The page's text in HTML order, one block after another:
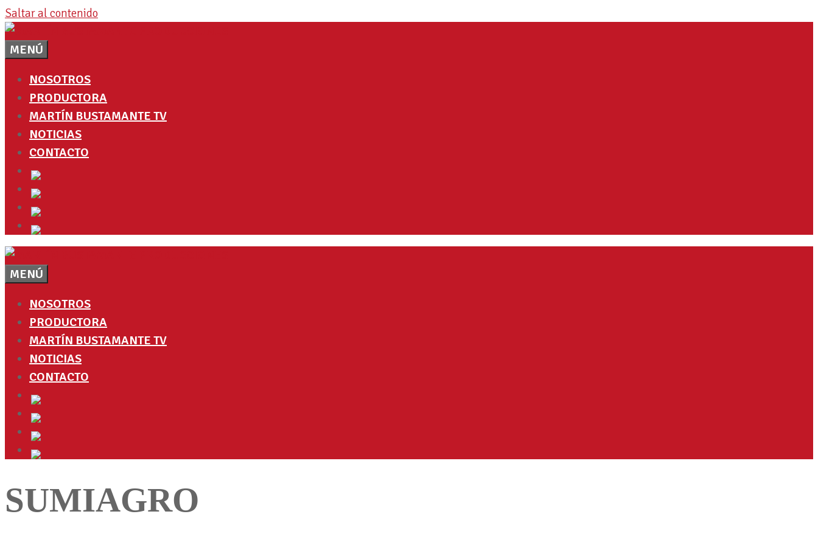
Saltar al contenido
MENÚ
NOSOTROS
PRODUCTORA
MARTÍN BUSTAMANTE TV
NOTICIAS
CONTACTO
MENÚ
NOSOTROS
PRODUCTORA
MARTÍN BUSTAMANTE TV
NOTICIAS
CONTACTO
SUMIAGRO